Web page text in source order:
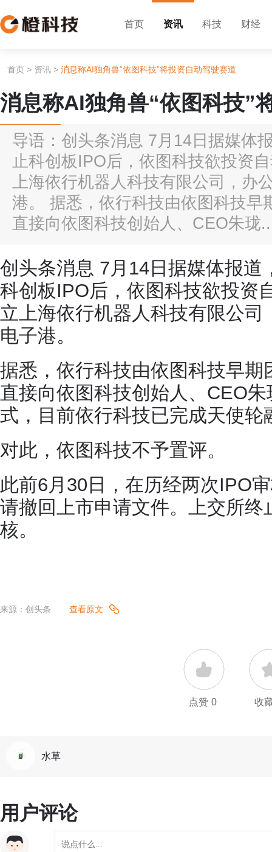
首页 资讯 科技 财经
首页 > 资讯 > 消息称AI独角兽“依图科技”将投资自动驾驶赛道
消息称AI独角兽“依图科技”
导语：创头条消息 7月14日据媒体
止科创板IPO后，依图科技欲投资
上海依行机器人科技有限公司，办
港。 据悉，依行科技由依图科技早
直接向依图科技创始人、CEO朱珑
创头条消息 7月14日据媒体报道
科创板IPO后，依图科技欲投资
立上海依行机器人科技有限公
电子港。
据悉，依行科技由依图科技早
直接向依图科技创始人、CEO
式，目前依行科技已完成天使轮
对此，依图科技不予置评。
此前6月30日，在历经两次IPO
请撤回上市申请文件。上交所终
核。
来源：创头条 查看原文
点赞 0 收
水草
用户评论